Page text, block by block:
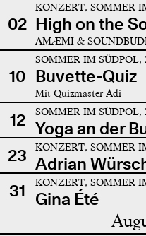
02
KONZERT, SOMMER
High on the
AMÆMI &
10
SOMMER IM
Buvette-Quiz
Mit Quizmaster Adi
12 SOMMER IM
Yoga an der
23
KONZERT, SOMMER
Adrian
31
KONZERT, SOMMER
Gina Été